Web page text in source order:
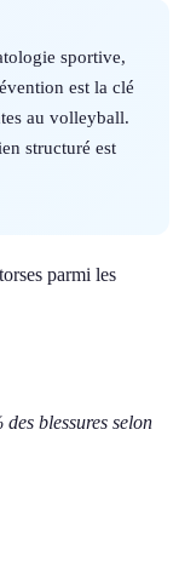
sportive,
est la clé
au volleyball.
structuré est
parmi les
blessures selon